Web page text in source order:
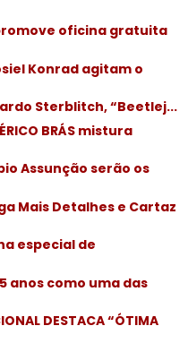
oficina gratuita
Konrad agitam o
Sterblitch, “Beetlej...
BRÁS mistura
Assunção serão os
Mais Detalhes e Cartaz
especial de
anos como uma das
DESTACA “ÓTIMA